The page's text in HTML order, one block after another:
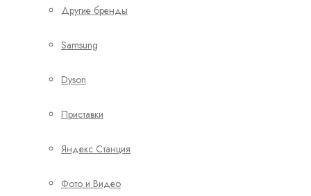
Другие бренды
Samsung
Dyson
Приставки
Яндекс Станция
Фото и Видео